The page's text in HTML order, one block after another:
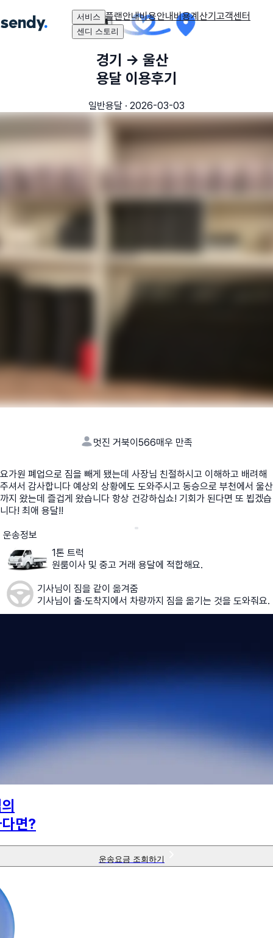
서비스 플랜안내비용안내비용계산기고객센터
센디 스토리
경기 → 울산
용달 이용후기
일반용달 · 2026-03-03
멋진 거북이566매우 만족
요가원 폐업으로 짐을 빼게 됐는데 사장님 친절하시고 이해하고 배려해
주셔서 감사합니다 예상외 상황에도 도와주시고 동승으로 부천에서 울산
까지 왔는데 즐겁게 왔습니다 항상 건강하십쇼! 기회가 된다면 또 뵙겠습
니다! 최애 용달!!
운송정보
1톤 트럭
원룸이사 및 중고 거래 용달에 적합해요.
기사님이 짐을 같이 옮겨줌
기사님이 출·도착지에서 차량까지 짐을 옮기는 것을 도와줘요.
면?
운송요금 조회하기